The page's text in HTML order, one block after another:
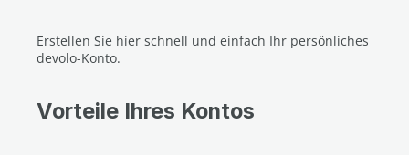
Erstellen Sie hier schnell und einfach Ihr persönliches
devolo-Konto.
Vorteile Ihres Kontos